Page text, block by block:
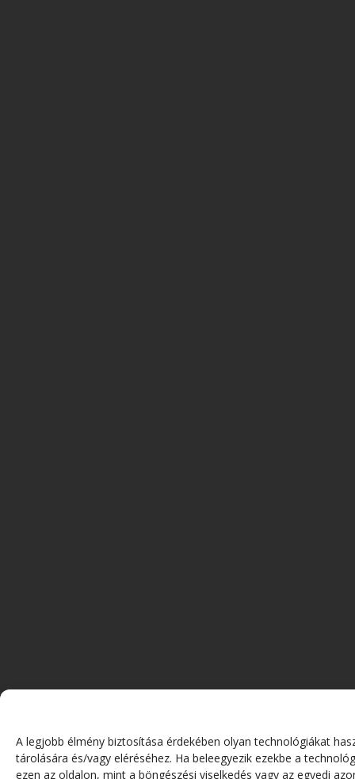
A legjobb élmény biztosítása érdekében olyan technológiákat
tárolására és/vagy eléréséhez. Ha beleegyezik ezekbe a
ezen az oldalon, mint a böngészési viselkedés vagy az egyedi